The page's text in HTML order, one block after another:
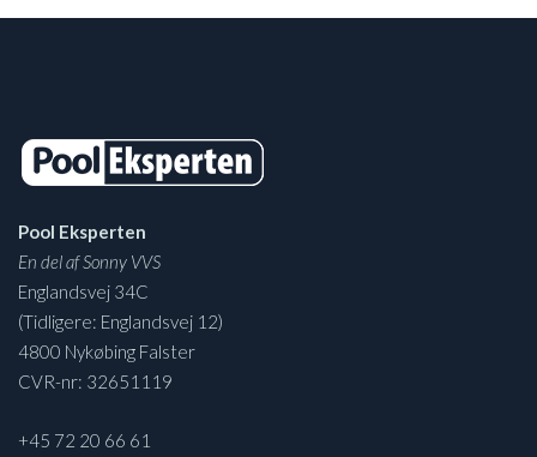
Pool Eksperten
En del af Sonny VVS
Englandsvej 34C
(Tidligere: Englandsvej 12)
4800 Nykøbing Falster
CVR-nr: 32651119
+45 72 20 66 61